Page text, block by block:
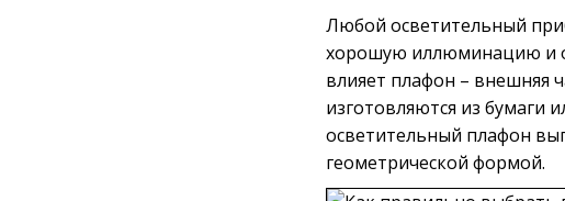
Любой осветительный
хорошую иллюминацию и
влияет плафон – внешняя
изготовляются из бумаги
осветительный плафон
геометрической формой.